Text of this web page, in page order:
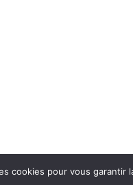
cookies pour vous